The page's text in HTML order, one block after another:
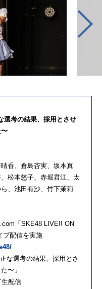
選考の結果、採用とさせ
香、倉島杏実、坂本真
松本慈子、赤堀君江、太
、池田有沙、竹下茉莉
「SKE48 LIVE!! ON
ブ配信を実施
な選考の結果、採用とさ
〜」
て生配信